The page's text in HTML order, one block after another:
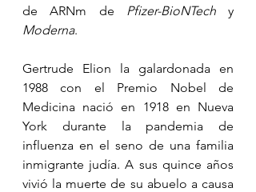
de ARNm de Pfizer-BioNTech
Moderna.
Gertrude Elion la galardonada en
1988 con el Premio Nobel de
Medicina nació en 1918 en Nueva
York durante la pandemia de
influenza en el seno de una familia
inmigrante judía. A sus quince años
vivió la muerte de su abuelo a causa